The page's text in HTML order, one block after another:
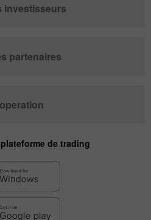
investisseurs
partenaires
de trading